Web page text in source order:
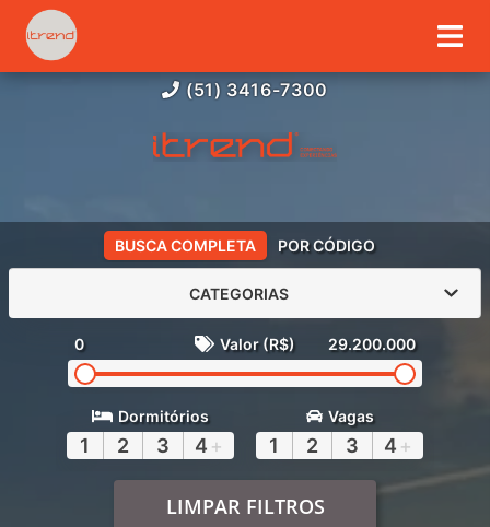
(51) 3416-7300
BUSCA COMPLETA POR CÓDIGO
CATEGORIAS
0 Valor (R$) 29.200.000
Dormitórios
1 2 3 4 +
Vagas
1 2 3 4 +
LIMPAR FILTROS